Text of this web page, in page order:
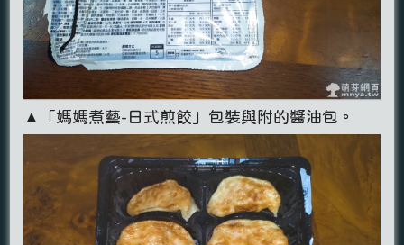
▲「媽媽煮藝-日式煎餃」包裝與附的醬油包。